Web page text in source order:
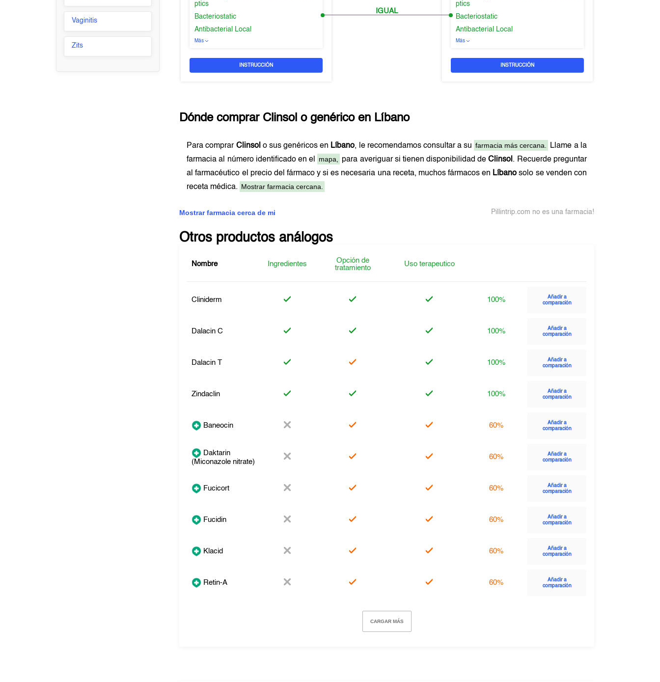
Vaginitis
Zits
ptics
Bacteriostatic
Antibacterial Local
Más
INSTRUCCIÓN
IGUAL
ptics
Bacteriostatic
Antibacterial Local
Más
INSTRUCCIÓN
Dónde comprar Clinsol o genérico en Líbano
Para comprar Clinsol o sus genéricos en Líbano, le recomendamos consultar a su farmacia más cercana.
Llame a la
farmacia al número identificado en el
mapa, para averiguar si tienen disponibilidad deClinsol . Recuerde preguntar
al farmacéutico el precio del fármaco y si es necesaria una receta, muchos fármacos en Líbano solo se venden con
receta médica. Mostrar farmacia cercana.
Mostrar farmacia cerca de mi Pillintrip.com no es una farmacia!
Otros productos análogos
Nombre Ingredientes
Opción de
tratamiento
Uso terapeutico
Cliniderm 100%
Añadir a
comparación
Dalacin C 100%
Añadir a
comparación
Dalacin T 100%
Añadir a
comparación
Zindaclin 100%
Añadir a
comparación
Baneocin 60%
Añadir a
comparación
Daktarin
(Miconazole nitrate)
60%
Añadir a
comparación
Fucicort 60%
Añadir a
comparación
Fucidin 60%
Añadir a
comparación
Klacid 60%
Añadir a
comparación
Retin-A 60%
Añadir a
comparación
CARGAR MÁS